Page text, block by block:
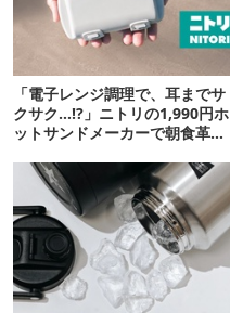
「電子レンジ調理で、耳までサ
クサク…!?」ニトリの1,990円ホ
ットサンドメーカーで朝食革命